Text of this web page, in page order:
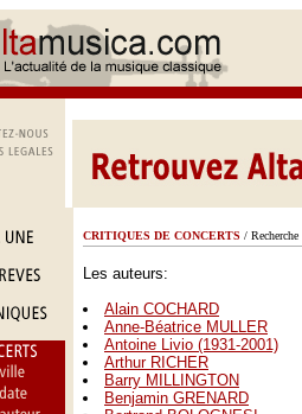
CRITIQUES DE CONCERTS / Recherche
Les auteurs:
Alain COCHARD
Anne-Béatrice MULLER
Antoine Livio (1931-2001)
Arthur RICHER
Barry MILLINGTON
Benjamin GRENARD